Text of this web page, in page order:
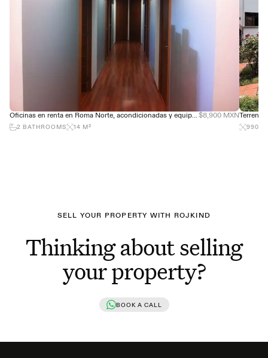
Oficinas en renta en Roma Norte, acondicionadas y equipadas, desde 14 m² $8,900 MXN
2 BATHROOMS 14 M² 990
SELL YOUR PROPERTY WITH ROJKIND
Thinking about selling
your property?
BOOK A CALL